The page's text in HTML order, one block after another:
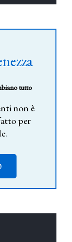
tutto
non è
per